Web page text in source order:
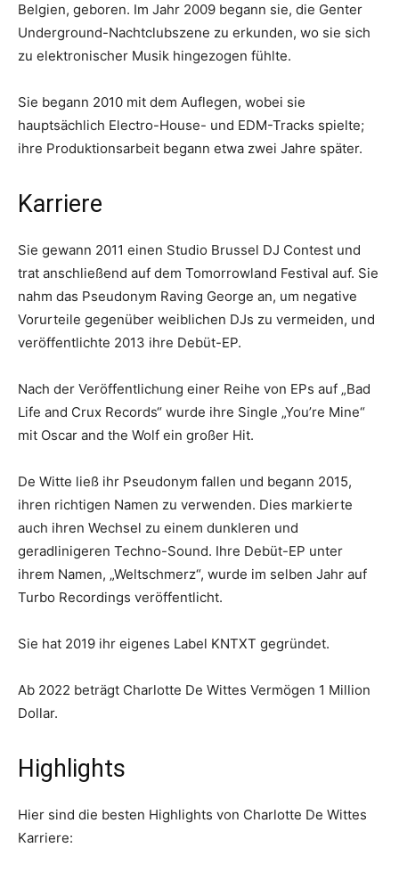
Belgien, geboren. Im Jahr 2009 begann sie, die Genter
Underground-Nachtclubszene zu erkunden, wo sie sich
zu elektronischer Musik hingezogen fühlte.
Sie begann 2010 mit dem Auflegen, wobei sie
hauptsächlich Electro-House- und EDM-Tracks spielte;
ihre Produktionsarbeit begann etwa zwei Jahre später.
Karriere
Sie gewann 2011 einen Studio Brussel DJ Contest und
trat anschließend auf dem Tomorrowland Festival auf. Sie
nahm das Pseudonym Raving George an, um negative
Vorurteile gegenüber weiblichen DJs zu vermeiden, und
veröffentlichte 2013 ihre Debüt-EP.
Nach der Veröffentlichung einer Reihe von EPs auf „Bad
Life and Crux Records“ wurde ihre Single „You’re Mine“
mit Oscar and the Wolf ein großer Hit.
De Witte ließ ihr Pseudonym fallen und begann 2015,
ihren richtigen Namen zu verwenden. Dies markierte
auch ihren Wechsel zu einem dunkleren und
geradlinigeren Techno-Sound. Ihre Debüt-EP unter
ihrem Namen, „Weltschmerz“, wurde im selben Jahr auf
Turbo Recordings veröffentlicht.
Sie hat 2019 ihr eigenes Label KNTXT gegründet.
Ab 2022 beträgt Charlotte De Wittes Vermögen 1 Million
Dollar.
Highlights
Hier sind die besten Highlights von Charlotte De Wittes
Karriere: